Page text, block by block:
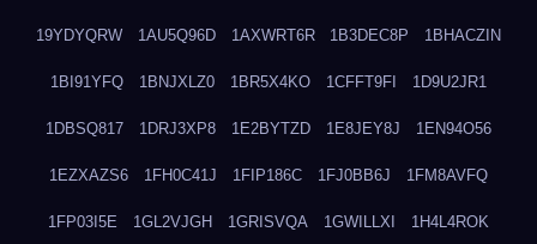
19YDYQRW 1AU5Q96D 1AXWRT6R 1B3DEC8P 1BHACZIN
1BI91YFQ 1BNJXLZ0 1BR5X4KO 1CFFT9FI 1D9U2JR1
1DBSQ817 1DRJ3XP8 1E2BYTZD 1E8JEY8J 1EN94O56
1EZXAZS6 1FH0C41J 1FIP186C 1FJ0BB6J 1FM8AVFQ
1FP03I5E 1GL2VJGH 1GRISVQA 1GWILLXI 1H4L4ROK